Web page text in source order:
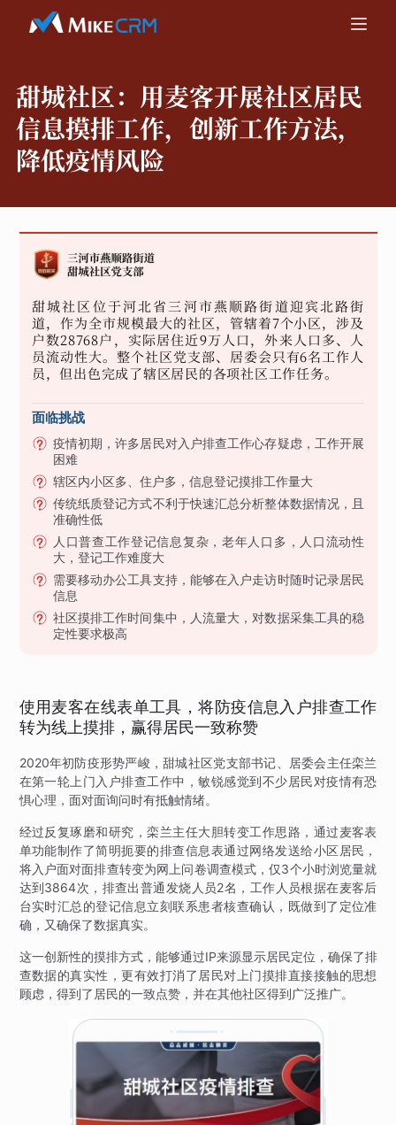
甜城社区： 用麦客开展社区居民
信息摸排工作，创新工作方法，
降低疫情风险
甜城社区位于河北省三河市燕顺路街道迎宾北路街
道，作为全市规模最大的社区，管辖着7个小区，涉及
户数28768户，实际居住近9万人口，外来人口多、人
员流动性大。整个社区党支部、居委会只有6名工作人
员，但出色完成了辖区居民的各项社区工作任务。
面临挑战
疫情初期，许多居民对入户排查工作心存疑虑，工作开展
困难
辖区内小区多、住户多，信息登记摸排工作量大
传统纸质登记方式不利于快速汇总分析整体数据情况，且
准确性低
人口普查工作登记信息复杂，老年人口多，人口流动性
大，登记工作难度大
需要移动办公工具支持，能够在入户走访时随时记录居民
信息
社区摸排工作时间集中，人流量大，对数据采集工具的稳
定性要求极高
使用麦客在线表单工具，将防疫信息入户排查工作
转为线上摸排，赢得居民一致称赞
2020年初防疫形势严峻，甜城社区党支部书记、居委会主任栾兰
在第一轮上门入户排查工作中，敏锐感觉到不少居民对疫情有恐
惧心理，面对面询问时有抵触情绪。
经过反复琢磨和研究，栾兰主任大胆转变工作思路，通过麦客表
单功能制作了简明扼要的排查信息表通过网络发送给小区居民，
将入户面对面排查转变为网上问卷调查模式，仅3个小时浏览量就
达到3864次，排查出普通发烧人员2名，工作人员根据在麦客后
台实时汇总的登记信息立刻联系患者核查确认，既做到了定位准
确，又确保了数据真实。
这一创新性的摸排方式，能够通过IP来源显示居民定位，确保了排
查数据的真实性，更有效打消了居民对上门摸排直接接触的思想
顾虑，得到了居民的一致点赞，并在其他社区得到广泛推广。